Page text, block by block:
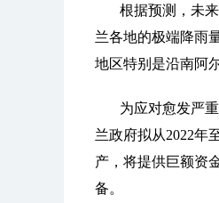
根据预测，未
兰各地的极端降雨
地区特别是沿南阿
为应对愈发严
兰政府拟从2022年
产，将提供巨额资
备。